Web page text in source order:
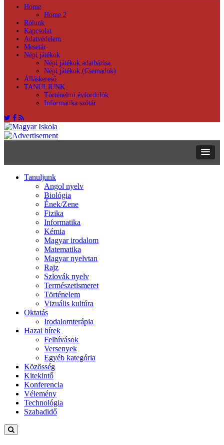
Home
Home 2
Rólunk
Kapcsolat
Adatvédelem
Mesetár
Népi játékok
Népi játékok adatbázisa
Népi játékok (Csemadok)
Álláskereső
TANULJUNK
Történelmi évfordulók
Informatika szótár
Tanuljunk
Angol nyelv
Biológia
Ének/Zene
Fizika
Informatika
Kémia
Magyar irodalom
Matematika
Magyar nyelvtan
Rajz
Szlovák nyelv
Természetismeret
Történelem
Vizuális kultúra
Oktatás
Irodalomterápia
Hazai hírek
Felhívások
Versenyek
Egyéb kategória
Közösség
Kitekintő
Konferencia
Vélemény
Technológia
Szabadidő